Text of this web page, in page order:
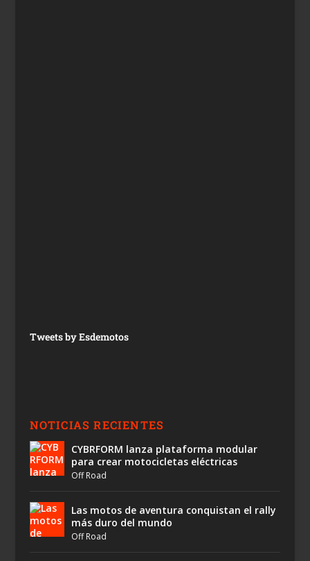
Tweets by Esdemotos
NOTICIAS RECIENTES
CYBRFORM lanza plataforma modular
para crear motocicletas eléctricas
Off Road
Las motos de aventura conquistan el rally
más duro del mundo
Off Road